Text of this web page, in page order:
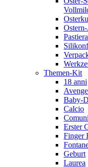
Themen-Kit
18 anni
Baby-
Calcio
Erster
Finger
Geburt
Laurea